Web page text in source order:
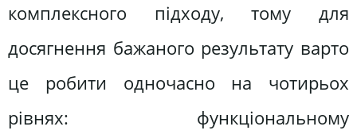
комплексного підходу, тому для
досягнення бажаного результату варто
це робити одночасно на чотирьох
рівнях: функціональному